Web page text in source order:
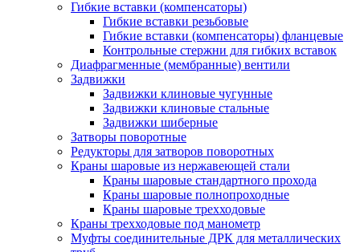
Гибкие вставки (компенсаторы)
Гибкие вставки резьбовые
Гибкие вставки (компенсаторы) фланцевые
Контрольные стержни для гибких вставок
Диафрагменные (мембранные) вентили
Задвижки
Задвижки клиновые чугунные
Задвижки клиновые стальные
Задвижки шиберные
Затворы поворотные
Редукторы для затворов поворотных
Краны шаровые из нержавеющей стали
Краны шаровые стандартного прохода
Краны шаровые полнопроходные
Краны шаровые трехходовые
Краны трехходовые под манометр
Муфты соединительные ДРК для металлических